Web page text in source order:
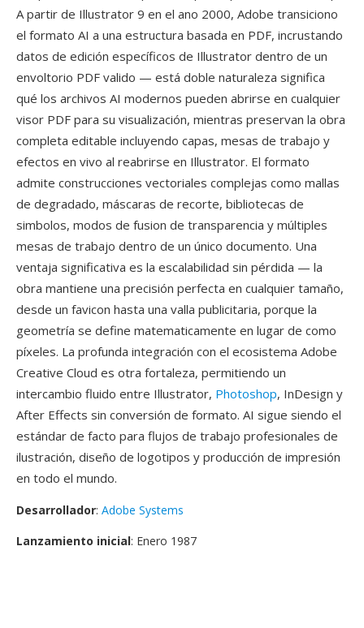
A partir de Illustrator 9 en el ano 2000, Adobe transiciono
el formato AI a una estructura basada en PDF, incrustando
datos de edición específicos de Illustrator dentro de un
envoltorio PDF valido — está doble naturaleza significa
qué los archivos AI modernos pueden abrirse en cualquier
visor PDF para su visualización, mientras preservan la obra
completa editable incluyendo capas, mesas de trabajo y
efectos en vivo al reabrirse en Illustrator. El formato
admite construcciones vectoriales complejas como mallas
de degradado, máscaras de recorte, bibliotecas de
simbolos, modos de fusion de transparencia y múltiples
mesas de trabajo dentro de un único documento. Una
ventaja significativa es la escalabilidad sin pérdida — la
obra mantiene una precisión perfecta en cualquier tamaño,
desde un favicon hasta una valla publicitaria, porque la
geometría se define matematicamente en lugar de como
píxeles. La profunda integración con el ecosistema Adobe
Creative Cloud es otra fortaleza, permitiendo un
intercambio fluido entre Illustrator, Photoshop, InDesign y
After Effects sin conversión de formato. AI sigue siendo el
estándar de facto para flujos de trabajo profesionales de
ilustración, diseño de logotipos y producción de impresión
en todo el mundo.
Desarrollador: Adobe Systems
Lanzamiento inicial: Enero 1987